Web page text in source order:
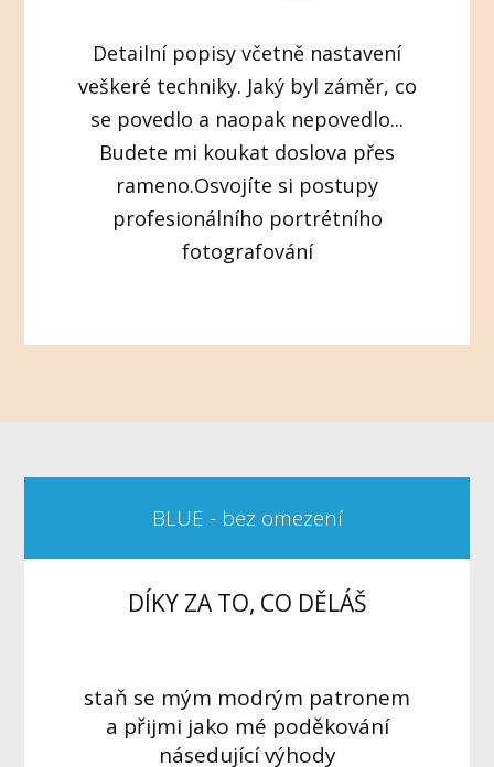
Detailní popisy včetně nastavení
veškeré techniky. Jaký byl záměr, co
se povedlo a naopak nepovedlo...
Budete mi koukat doslova přes
rameno.Osvojíte si postupy
profesionálního portrétního
fotografování
BLUE - bez omezení
DÍKY ZA TO, CO DĚLÁŠ
staň se mým modrým patronem
a přijmi jako mé poděkování
násedující výhody